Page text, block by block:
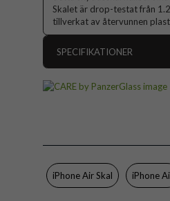
Skalet är drop-testat från
tillverkat av återvunnen
SPECIFIKATIONER
Egenskaper
Färg
Material
iPhone Air Skal iPhone